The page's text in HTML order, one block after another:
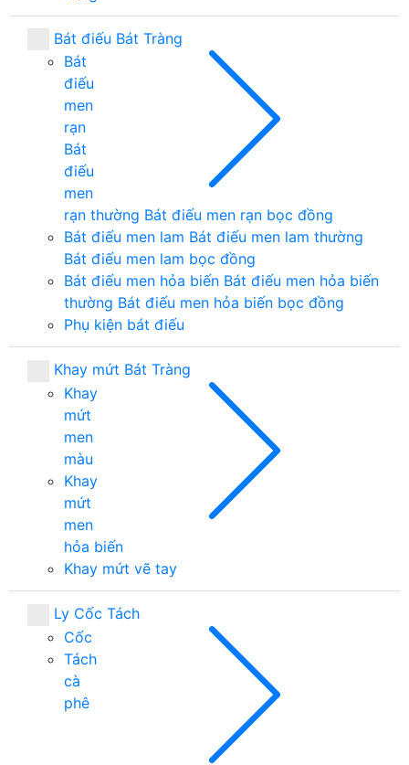
Bát điếu Bát Tràng
Bát
điếu
men
rạn
Bát
điếu
men
rạn thường Bát điếu men rạn bọc đồng
Bát điếu men lam Bát điếu men lam thường
Bát điếu men lam bọc đồng
Bát điếu men hỏa biến Bát điếu men hỏa biến
thường Bát điếu men hỏa biến bọc đồng
Phụ kiện bát điếu
Khay mứt Bát Tràng
Khay
mứt
men
màu
Khay
mứt
men
hỏa biến
Khay mứt vẽ tay
Ly Cốc Tách
Cốc
Tách
cà
phê